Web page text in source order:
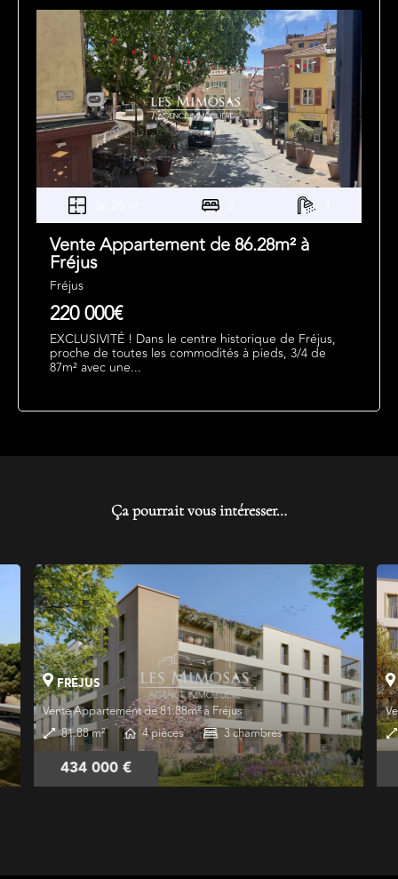
Vente Appartement de 86.28m² à
Fréjus
Fréjus
220 000€
EXCLUSIVITÉ ! Dans le centre historique de Fréjus,
proche de toutes les commodités à pieds, 3/4 de
87m² avec une...
Ça pourrait vous intéresser…
FRÉJUS
Vente Appartement de 59.73m² à Fréjus
59.73 m²
3 pièces 2 chambres
322 000 €